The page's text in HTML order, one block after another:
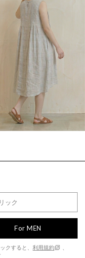
For MEN
クすると、 利用規約